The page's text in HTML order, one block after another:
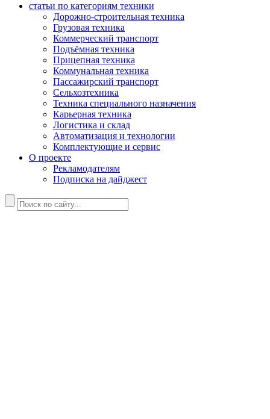
статьи по категориям техники
Дорожно-строительная техника
Грузовая техника
Коммерческий транспорт
Подъёмная техника
Прицепная техника
Коммунальная техника
Пассажирский транспорт
Сельхозтехника
Техника специального назначения
Карьерная техника
Логистика и склад
Автоматизация и технологии
Комплектующие и сервис
О проекте
Рекламодателям
Подписка на дайджест